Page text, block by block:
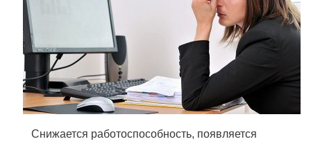
Снижается работоспособность, появляется